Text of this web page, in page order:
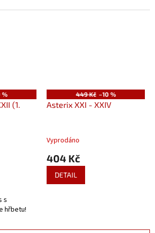
5
%
(1.
s
hřbetu!
449 Kč –10 %
Asterix XXI - XXIV
Vyprodáno
404 Kč
DETAIL